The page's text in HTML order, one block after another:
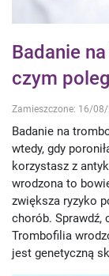
Badanie
czym
Zamieszczone: 16/
Badanie na
wtedy, gdy
korzystasz z
wrodzona to
zwiększa ryzyko
chorób. Sprawdź,
Trombofilia
jest genetyczną